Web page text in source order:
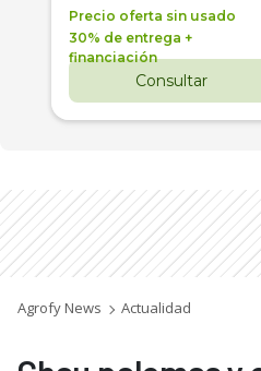
Precio oferta sin usado
30% de entrega +
financiación
Consultar
Agrofy News Actualidad